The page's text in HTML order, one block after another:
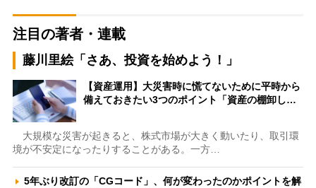
注目の著者・連載
藤川里絵「さあ、投資を始めよう！」
【資産運用】大災害時に慌てないために平時から
備えておきたい3つのポイント「資産の棚卸し…
大規模な災害が起きると、株式市場が大きく動いたり、取引環
境が不安定になったりすることがある。一方…
5年ぶり改訂の「CGコード」、何が変わったのかポイントを解